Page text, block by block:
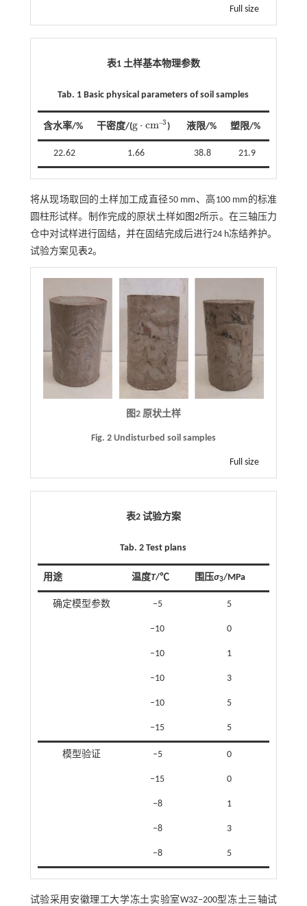
Full size
表1 土样基本物理参数
Tab. 1 Basic physical parameters of soil samples
含水率/% 干密度/(g ⋅ cm‒3
g⋅ c m‒3 ) 液限/% 塑限/%
22.62 1.66 38.8 21.9
将从现场取回的土样加工成直径50 mm、高100 mm的标准
圆柱形试样。制作完成的原状土样如 图2所示。在三轴压力
仓中对试样进行固结，并在固结完成后进行24 h冻结养护。
试验方案见表2。
图2 原状土样
Fig. 2 Undisturbed soil samples
Full size
表2 试验方案
Tab. 2 Test plans
用途 温度T/℃ 围压σ3/MPa
确定模型参数 ‒5 5
‒10 0
‒10 1
‒10 3
‒10 5
‒15 5
模型验证 ‒5 0
‒15 0
‒8 1
‒8 3
‒8 5
试验采用安徽理工大学冻土实验室W3Z‒200型冻土三轴试